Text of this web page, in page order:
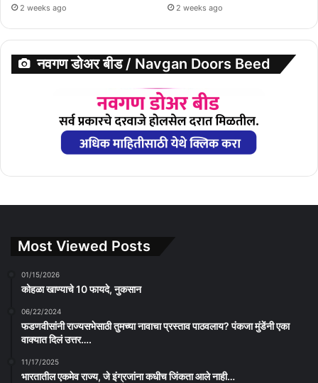
2 weeks ago 2 weeks ago
नवगण डोअर बीड / Navgan Doors Beed
Most Viewed Posts
01/15/2026
कोहळा खाण्याचे 10 फायदे, नुकसान
06/22/2024
फडणवीसांनी राज्यसभेसाठी तुमच्या नावाचा प्रस्ताव पाठवलाय? पंकजा मुंडेंनी एका
वाक्यात दिलं उत्तर….
11/17/2025
भारतातील एकमेव राज्य, जे इंग्रजांना कधीच जिंकता आले नाही…